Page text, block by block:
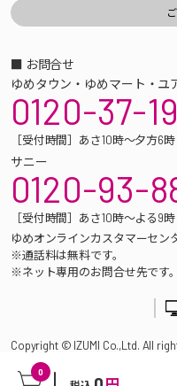
0
■ お問合せ
ゆめタウン・ゆめマート・ユ
0120-37-
［受付時間］あさ10時～夕方6時
サニー
0120-93-
［受付時間］あさ10時～よる9時
ゆめオンラインカスタマーセン
※通話料は無料です。
※ネット専用のお問合せ先です
Copyright © IZUMI Co.,Ltd. All